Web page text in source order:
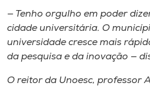
— Tenho orgulho em poder
cidade universitária. O
universidade cresce mais
da pesquisa e da inovação —
O reitor da Unoesc, professor